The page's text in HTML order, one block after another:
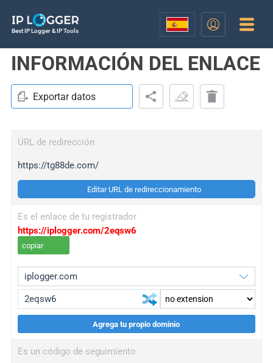
Best IP Logger & IP Tools
INFORMACIÓN DEL ENLACE
Exportar datos
URL de redirección
https://tg88de.com/
Editar URL de redireccionamiento
Es el enlace de tu registrador
https://iplogger.com/2eqsw6
copiar
wl.gl
Agrega tu propio dominio
Es un código de seguimiento